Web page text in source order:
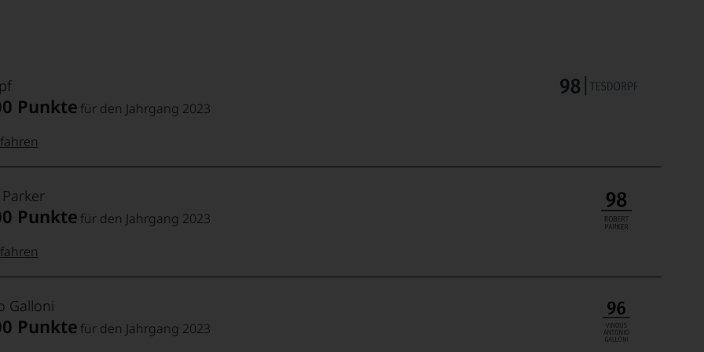
neu justiert. 18
der Bolgheri-Ikone
Jahr herausarbeitet.
Punkte für den Jahrgang 2023
Punkte für den Jahrgang 2023
Galloni
Punkte für den Jahrgang 2023